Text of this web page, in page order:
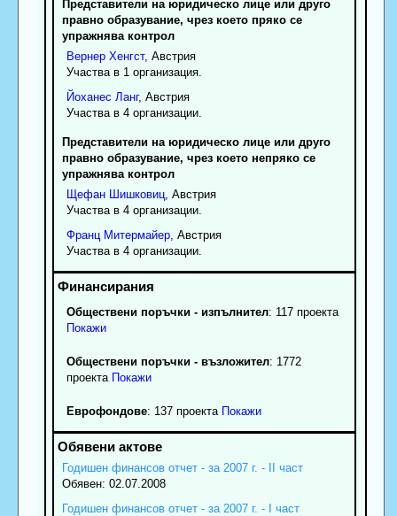
Представители на юридическо лице или друго
правно образувание, чрез което пряко се
упражнява контрол
Вернер Хенгст, Австрия
Участва в 1 организация.
Йоханес Ланг, Австрия
Участва в 4 организации.
Представители на юридическо лице или друго
правно образувание, чрез което непряко се
упражнява контрол
Щефан Шишковиц, Австрия
Участва в 4 организации.
Франц Митермайер, Австрия
Участва в 4 организации.
Обществени поръчки - изпълнител: 117 проекта
Покажи
Обществени поръчки - възложител: 1772
проекта Покажи
Еврофондове: 137 проекта Покажи
Годишен финансов отчет - за 2007 г. - ІІ част
Обявен: 02.07.2008
Годишен финансов отчет - за 2007 г. - І част